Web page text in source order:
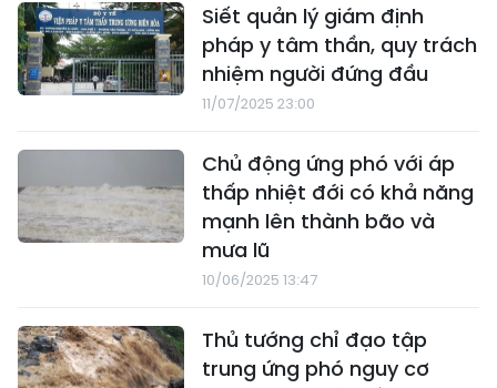
Siết quản lý giám định
pháp y tâm thần, quy trách
nhiệm người đứng đầu
11/07/2025 23:00
Chủ động ứng phó với áp
thấp nhiệt đới có khả năng
mạnh lên thành bão và
mưa lũ
10/06/2025 13:47
Thủ tướng chỉ đạo tập
trung ứng phó nguy cơ